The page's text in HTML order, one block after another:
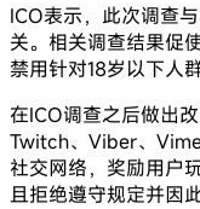
ICO表示，此次调查
关。相关调查结果促
禁用针对18岁以下人
在ICO调查之后做出
Twitch、Viber、
社交网络，奖励用户
且拒绝遵守规定并因